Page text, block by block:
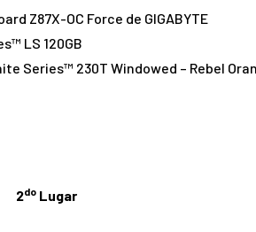
Z87X-OC Force de GIGABYTE
LS 120GB
Series™ 230T Windowed – Rebel
2do Lugar